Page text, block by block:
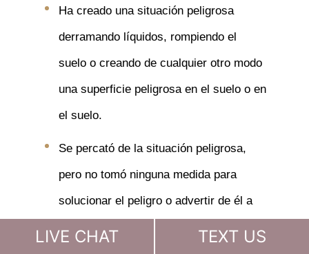
Ha creado una situación peligrosa
derramando líquidos, rompiendo el
suelo o creando de cualquier otro modo
una superficie peligrosa en el suelo o en
el suelo.
Se percató de la situación peligrosa,
pero no tomó ninguna medida para
solucionar el peligro o advertir de él a
las personas que se encontraban en el
LIVE CHAT TEXT US